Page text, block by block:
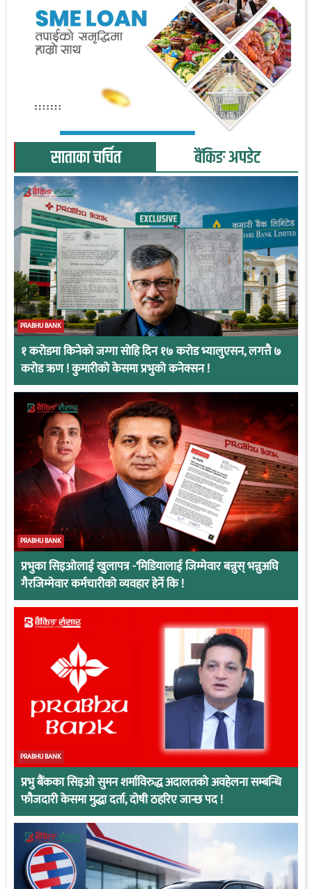
साताका चर्चित बैंकिङ अपडेट
PRABHU BANK
१ करोडमा किनेको जग्गा सोहि दिन १७ करोड भ्यालुएसन, लगत्तै ७
करोड ऋण ! कुमारीको केसमा प्रभुको कनेक्सन !
PRABHU BANK
प्रभुका सिइओलाई खुलापत्र -‘मिडियालाई जिम्मेवार बन्नुस् भन्नुअघि
गैरजिम्मेवार कर्मचारीको व्यवहार हेर्ने कि !
PRABHU BANK
प्रभु बैंकका सिइओ सुमन शर्माविरुद्ध अदालतको अवहेलना सम्बन्धि
फौजदारी केसमा मुद्धा दर्ता, दोषी ठहरिए जान्छ पद !